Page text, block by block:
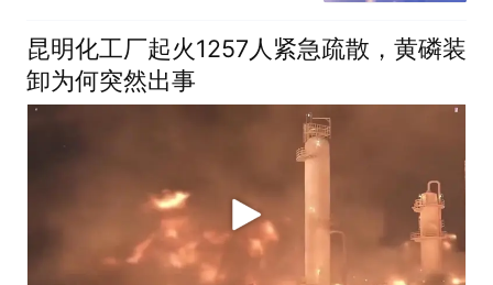
昆明化工厂起火1257人紧急疏散，黄磷装
卸为何突然出事